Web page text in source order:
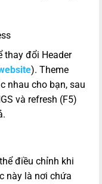
thay đổi Header
). Theme
nhau cho bạn, sau
và refresh (F5)
điều chỉnh khi
này là nơi chứa